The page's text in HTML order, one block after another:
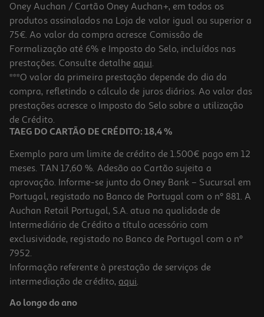
Oney Auchan / Cartão Oney Auchan+, em todos os
produtos assinalados na Loja de valor igual ou superior a
75€. Ao valor da compra acresce Comissão de
Formalização até 6% e Imposto do Selo, incluídos nas
prestações. Consulte detalhe aqui.
***O valor da primeira prestação depende do dia da
compra, refletindo o cálculo de juros diários. Ao valor das
prestações acresce o Imposto do Selo sobre a utilização
de Crédito.
TAEG DO CARTÃO DE CRÉDITO: 18,4 %
Exemplo para um limite de crédito de 1.500€ pago em 12
meses. TAN 17,60 %. Adesão ao Cartão sujeita a
aprovação. Informe-se junto do Oney Bank – Sucursal em
Portugal, registado no Banco de Portugal com o nº 881. A
Auchan Retail Portugal, S.A. atua na qualidade de
Intermediário de Crédito a título acessório com
exclusividade, registado no Banco de Portugal com o nº
7952.
Informação referente à prestação de serviços de
intermediação de crédito, aqui.
Ao longo do ano